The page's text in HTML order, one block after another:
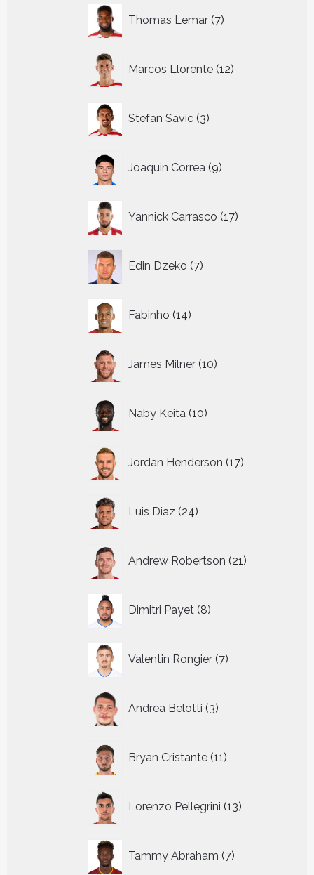
Thomas Lemar 7
producten
Marcos Llorente 12
producten
Stefan Savic 3
producten
Joaquin Correa 9
producten
Yannick Carrasco 17
producten
Edin Dzeko 7
producten
Fabinho 14
producten
James Milner 10
producten
Naby Keita 10
producten
Jordan Henderson 17
producten
Luis Diaz 24
producten
Andrew Robertson 21
producten
Dimitri Payet 8
producten
Valentin Rongier 7
producten
Andrea Belotti 3
producten
Bryan Cristante 11
producten
Lorenzo Pellegrini 13
producten
Tammy Abraham 7
producten